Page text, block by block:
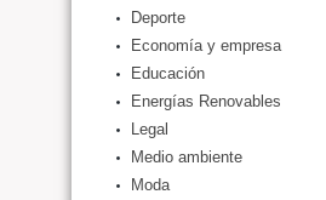
Deporte
Economía y empresa
Educación
Energías Renovables
Legal
Medio ambiente
Moda